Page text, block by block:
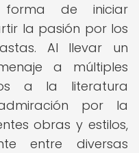
de iniciar
la pasión por los
Al llevar un
a múltiples
a la literatura
por la
obras y estilos,
entre diversas